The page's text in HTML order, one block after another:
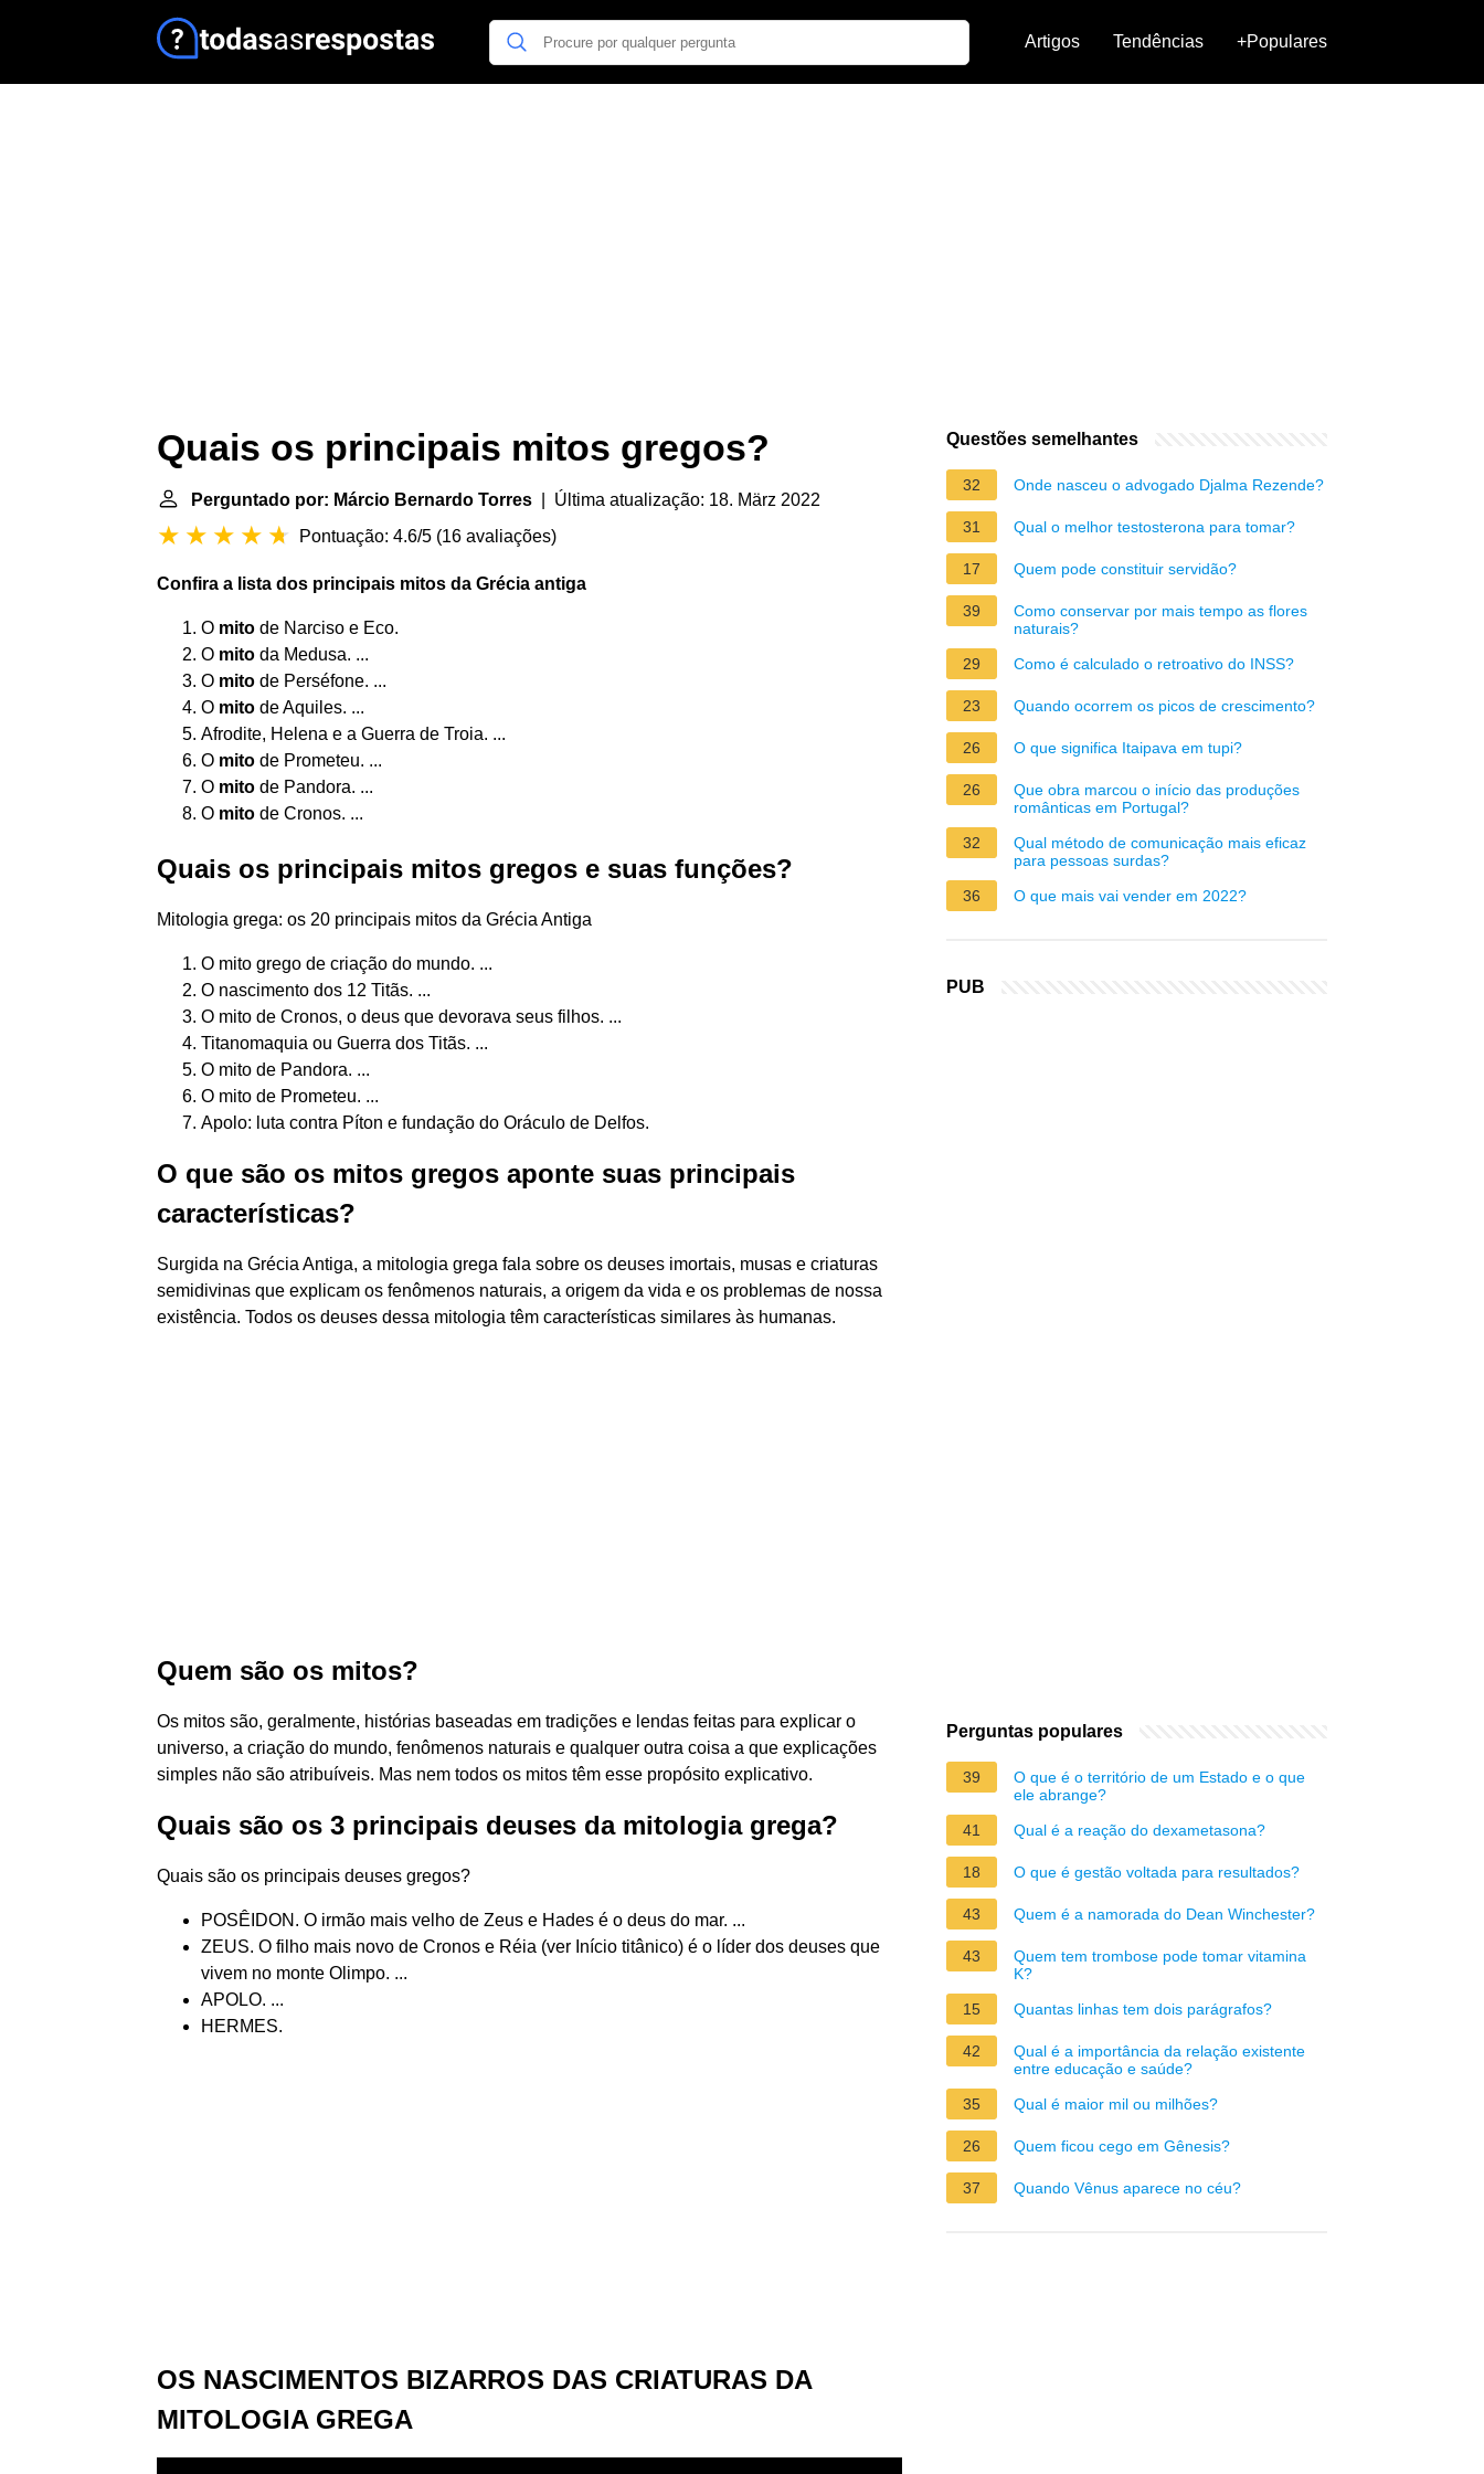
Artigos Tendências +Populares
Quais os principais mitos gregos?
Perguntado por: Márcio Bernardo Torres | Última atualização: 18. März 2022
Pontuação: 4.6/5 (16 avaliações)
Confira a lista dos principais mitos da Grécia antiga
O mito de Narciso e Eco.
O mito da Medusa. ...
O mito de Perséfone. ...
O mito de Aquiles. ...
Afrodite, Helena e a Guerra de Troia. ...
O mito de Prometeu. ...
O mito de Pandora. ...
O mito de Cronos. ...
Quais os principais mitos gregos e suas funções?
Mitologia grega: os 20 principais mitos da Grécia Antiga
O mito grego de criação do mundo. ...
O nascimento dos 12 Titãs. ...
O mito de Cronos, o deus que devorava seus filhos. ...
Titanomaquia ou Guerra dos Titãs. ...
O mito de Pandora. ...
O mito de Prometeu. ...
Apolo: luta contra Píton e fundação do Oráculo de Delfos.
O que são os mitos gregos aponte suas principais
características?
Surgida na Grécia Antiga, a mitologia grega fala sobre os deuses imortais, musas e criaturas
semidivinas que explicam os fenômenos naturais, a origem da vida e os problemas de nossa
existência. Todos os deuses dessa mitologia têm características similares às humanas.
Quem são os mitos?
Os mitos são, geralmente, histórias baseadas em tradições e lendas feitas para explicar o
universo, a criação do mundo, fenômenos naturais e qualquer outra coisa a que explicações
simples não são atribuíveis. Mas nem todos os mitos têm esse propósito explicativo.
Quais são os 3 principais deuses da mitologia grega?
Quais são os principais deuses gregos?
POSÊIDON. O irmão mais velho de Zeus e Hades é o deus do mar. ...
ZEUS. O filho mais novo de Cronos e Réia (ver Início titânico) é o líder dos deuses que
vivem no monte Olimpo. ...
APOLO. ...
HERMES.
OS NASCIMENTOS BIZARROS DAS CRIATURAS DA
MITOLOGIA GREGA
Questões semelhantes
32 Onde nasceu o advogado Djalma Rezende?
31 Qual o melhor testosterona para tomar?
17 Quem pode constituir servidão?
39
Como conservar por mais tempo as flores
naturais?
29
Como é calculado o retroativo do INSS?
23 Quando ocorrem os picos de crescimento?
26 O que significa Itaipava em tupi?
26
Que obra marcou o início das produções
românticas em Portugal?
32
Qual método de comunicação mais eficaz
para pessoas surdas?
36
O que mais vai vender em 2022?
PUB
Perguntas populares
39
O que é o território de um Estado e o que
ele abrange?
41
Qual é a reação do dexametasona?
18 O que é gestão voltada para resultados?
43 Quem é a namorada do Dean Winchester?
43
Quem tem trombose pode tomar vitamina
K?
15
Quantas linhas tem dois parágrafos?
42
Qual é a importância da relação existente
entre educação e saúde?
35
Qual é maior mil ou milhões?
26 Quem ficou cego em Gênesis?
37 Quando Vênus aparece no céu?